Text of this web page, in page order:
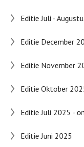
Editie Juli -
Editie December
Editie November
Editie Oktober
Editie Juli 2025 -
Editie Juni 2025